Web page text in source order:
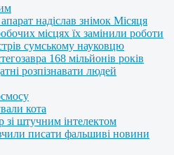
надіслав знімок Місяця
місцях їх замінили роботи
сумському науковцю
168 мільйонів років
розпізнавати людей
кота
зі штучним інтелектом
писати фальшиві новини